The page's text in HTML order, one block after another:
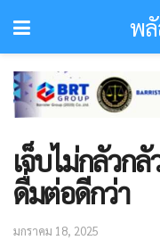
พลั
เจ็บไม่กลัวก
ดื่มต่อดีกว่า
มกราคม 18, 2025